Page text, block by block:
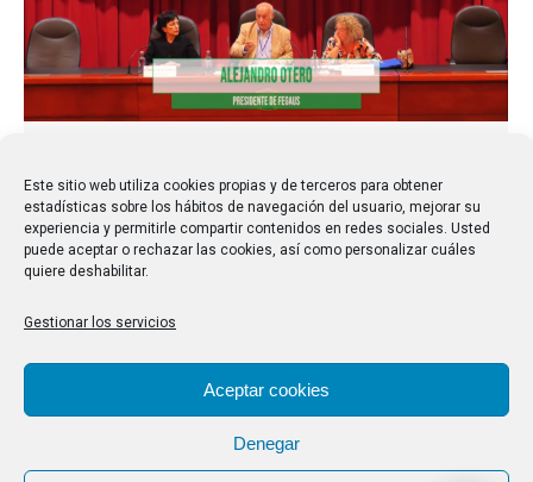
Este sitio web utiliza cookies propias y de terceros para obtener
estadísticas sobre los hábitos de navegación del usuario, mejorar su
experiencia y permitirle compartir contenidos en redes sociales. Usted
puede aceptar o rechazar las cookies, así como personalizar cuáles
quiere deshabilitar.
Gestionar los servicios
Aceptar cookies
Denegar
Comunicaciones Porbsolana 15/10/2024
Ya están publicados los vídeos de todas las
intervenciones de las XXII Jornadas Internacionales
de CaumasVer los vídeos